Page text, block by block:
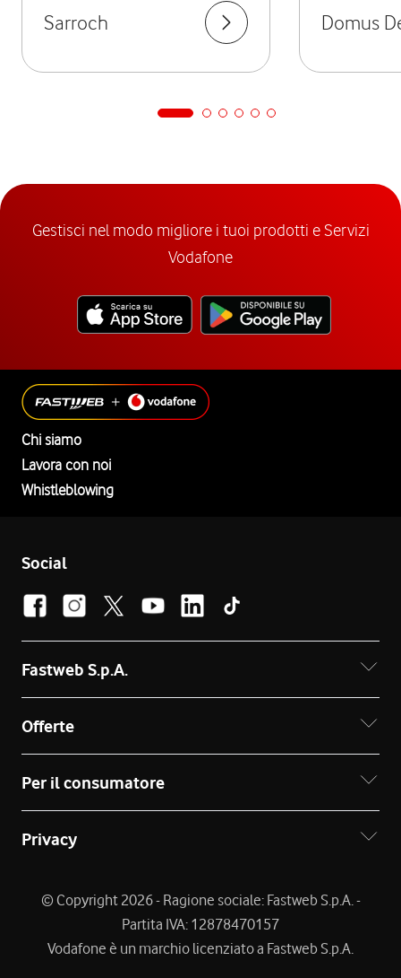
Sarroch Domus
Gestisci nel modo migliore i tuoi prodotti e Servizi
Vodafone
Chi siamo
Lavora con noi
Whistleblowing
Social
Fastweb S.p.A.
Offerte
Per il consumatore
Privacy
© Copyright 2026 - Ragione sociale: Fastweb S.p.A. -
Partita IVA: 12878470157
Vodafone è un marchio licenziato a Fastweb S.p.A.